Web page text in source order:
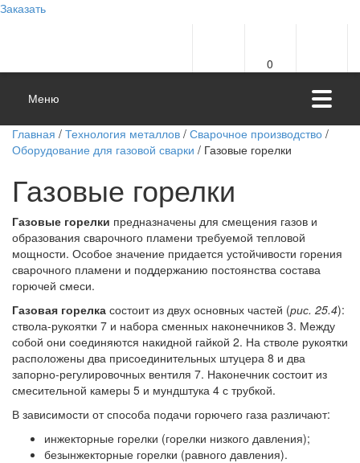
Заказать
0
Меню
Главная / Технология металлов / Сварочное производство /
Оборудование для газовой сварки / Газовые горелки
Газовые горелки
Газовые горелки предназначены для смещения газов и
образования сварочного пламени требуемой тепловой
мощности. Особое значение придается устойчивости горения
сварочного пламени и поддержанию постоянства состава
горючей смеси.
Газовая горелка состоит из двух основных частей (рис. 25.4):
ствола-рукоятки 7 и набора сменных наконечников 3. Между
собой они соединяются накидной гайкой 2. На стволе рукоятки
расположены два присоединительных штуцера 8 и два
запорно-регулировочных вентиля 7. Наконечник состоит из
смесительной камеры 5 и мундштука 4 с трубкой.
В зависимости от способа подачи горючего газа различают:
инжекторные горелки (горелки низкого давления);
безынжекторные горелки (равного давления).